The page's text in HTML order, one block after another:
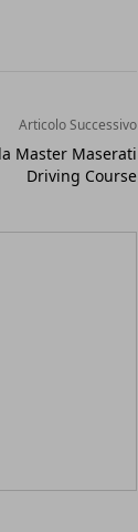
Articolo Successivo
Master Maserati
Driving Course